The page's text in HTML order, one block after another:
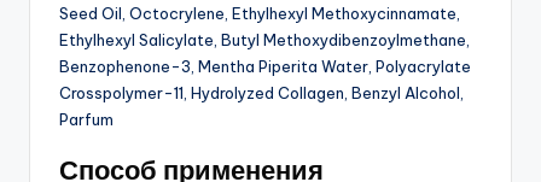
Seed Oil, Octocrylene, Ethylhexyl Methoxycinnamate,
Ethylhexyl Salicylate, Butyl Methoxydibenzoylmethane,
Benzophenone-3, Mentha Piperita Water, Polyacrylate
Crosspolymer-11, Hydrolyzed Collagen, Benzyl Alcohol,
Parfum
Способ применения